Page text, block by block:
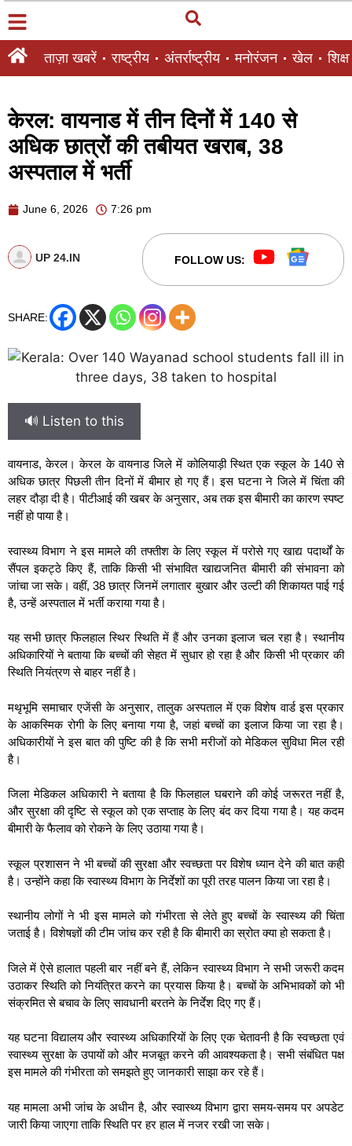
ताज़ा खबरें राष्ट्रीय अंतर्राष्ट्रीय मनोरंजन खेल शिक्षा
केरल: वायनाड में तीन दिनों में 140 से
अधिक छात्रों की तबीयत खराब, 38
अस्पताल में भर्ती
June 6, 2026 7:26 pm
UP 24.IN FOLLOW US:
SHARE:
🔊 Listen to this
वायनाड, केरल। केरल के वायनाड जिले में कोलियाड़ी स्थित एक स्कूल के 140 से
अधिक छात्र पिछली तीन दिनों में बीमार हो गए हैं। इस घटना ने जिले में चिंता की
लहर दौड़ा दी है। पीटीआई की खबर के अनुसार, अब तक इस बीमारी का कारण स्पष्ट
नहीं हो पाया है।
स्वास्थ्य विभाग ने इस मामले की तफ्तीश के लिए स्कूल में परोसे गए खाद्य पदार्थों के
सैंपल इकट्ठे किए हैं, ताकि किसी भी संभावित खाद्यजनित बीमारी की संभावना को
जांचा जा सके। वहीं, 38 छात्र जिनमें लगातार बुखार और उल्टी की शिकायत पाई गई
है, उन्हें अस्पताल में भर्ती कराया गया है।
यह सभी छात्र फिलहाल स्थिर स्थिति में हैं और उनका इलाज चल रहा है। स्थानीय
अधिकारियों ने बताया कि बच्चों की सेहत में सुधार हो रहा है और किसी भी प्रकार की
स्थिति नियंत्रण से बाहर नहीं है।
मथृभूमि समाचार एजेंसी के अनुसार, तालुक अस्पताल में एक विशेष वार्ड इस प्रकार
के आकस्मिक रोगी के लिए बनाया गया है, जहां बच्चों का इलाज किया जा रहा है।
अधिकारीयों ने इस बात की पुष्टि की है कि सभी मरीजों को मेडिकल सुविधा मिल रही
है।
जिला मेडिकल अधिकारी ने बताया है कि फिलहाल घबराने की कोई जरूरत नहीं है,
और सुरक्षा की दृष्टि से स्कूल को एक सप्ताह के लिए बंद कर दिया गया है। यह कदम
बीमारी के फैलाव को रोकने के लिए उठाया गया है।
स्कूल प्रशासन ने भी बच्चों की सुरक्षा और स्वच्छता पर विशेष ध्यान देने की बात कही
है। उन्होंने कहा कि स्वास्थ्य विभाग के निर्देशों का पूरी तरह पालन किया जा रहा है।
स्थानीय लोगों ने भी इस मामले को गंभीरता से लेते हुए बच्चों के स्वास्थ्य की चिंता
जताई है। विशेषज्ञों की टीम जांच कर रही है कि बीमारी का स्रोत क्या हो सकता है।
जिले में ऐसे हालात पहली बार नहीं बने हैं, लेकिन स्वास्थ्य विभाग ने सभी जरूरी कदम
उठाकर स्थिति को नियंत्रित करने का प्रयास किया है। बच्चों के अभिभावकों को भी
संक्रमित से बचाव के लिए सावधानी बरतने के निर्देश दिए गए हैं।
यह घटना विद्यालय और स्वास्थ्य अधिकारियों के लिए एक चेतावनी है कि स्वच्छता एवं
स्वास्थ्य सुरक्षा के उपायों को और मजबूत करने की आवश्यकता है। सभी संबंधित पक्ष
इस मामले की गंभीरता को समझते हुए जानकारी साझा कर रहे हैं।
यह मामला अभी जांच के अधीन है, और स्वास्थ्य विभाग द्वारा समय-समय पर अपडेट
जारी किया जाएगा ताकि स्थिति पर हर हाल में नजर रखी जा सके।